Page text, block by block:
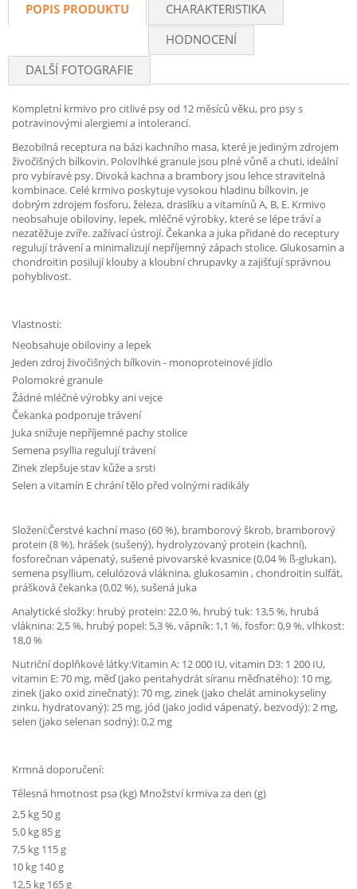
POPIS PRODUKTU
CHARAKTERISTIKA
HODNOCENÍ
DALŠÍ FOTOGRAFIE
Kompletní krmivo pro citlivé psy od 12 měsíců věku, pro psy s
potravinovými alergiemi a intolerancí.
Bezobilná receptura na bázi kachního masa, které je jediným zdrojem
živočišných bílkovin. Polovlhké granule jsou plné vůně a chuti, ideální
pro vybíravé psy. Divoká kachna a brambory jsou lehce stravitelná
kombinace. Celé krmivo poskytuje vysokou hladinu bílkovin, je
dobrým zdrojem fosforu, železa, draslíku a vitamínů A, B, E. Krmivo
neobsahuje obiloviny, lepek, mléčné výrobky, které se lépe tráví a
nezatěžuje zvíře. zažívací ústrojí. Čekanka a juka přidané do receptury
regulují trávení a minimalizují nepříjemný zápach stolice. Glukosamin a
chondroitin posilují klouby a kloubní chrupavky a zajišťují správnou
pohyblivost.
Vlastnosti:
Neobsahuje obiloviny a lepek
Jeden zdroj živočišných bílkovin - monoproteinové jídlo
Polomokré granule
Žádné mléčné výrobky ani vejce
Čekanka podporuje trávení
Juka snižuje nepříjemné pachy stolice
Semena psyllia regulují trávení
Zinek zlepšuje stav kůže a srsti
Selen a vitamín E chrání tělo před volnými radikály
Složení:Čerstvé kachní maso (60 %), bramborový škrob, bramborový
protein (8 %), hrášek (sušený), hydrolyzovaný protein (kachní),
fosforečnan vápenatý, sušené pivovarské kvasnice (0,04 % ß-glukan),
semena psyllium, celulózová vláknina, glukosamin , chondroitin sulfát,
prášková čekanka (0,02 %), sušená juka
Analytické složky: hrubý protein: 22,0 %, hrubý tuk: 13,5 %, hrubá
vláknina: 2,5 %, hrubý popel: 5,3 %, vápník: 1,1 %, fosfor: 0,9 %, vlhkost:
18,0 %
Nutriční doplňkové látky:Vitamin A: 12 000 IU, vitamin D3: 1 200 IU,
vitamin E: 70 mg, měď (jako pentahydrát síranu měďnatého): 10 mg,
zinek (jako oxid zinečnatý): 70 mg, zinek (jako chelát aminokyseliny
zinku, hydratovaný): 25 mg, jód (jako jodid vápenatý, bezvodý): 2 mg,
selen (jako selenan sodný): 0,2 mg
Krmná doporučení:
Tělesná hmotnost psa (kg) Množství krmiva za den (g)
2,5 kg 50 g
5,0 kg 85 g
7,5 kg 115 g
10 kg 140 g
12,5 kg 165 g